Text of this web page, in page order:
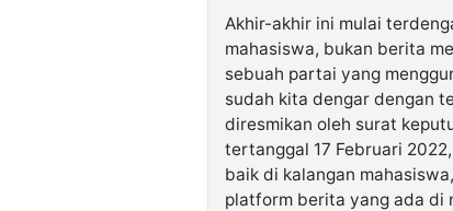
Akhir-akhir ini mulai
mahasiswa, bukan berita
sebuah partai yang
sudah kita dengar dengan
diresmikan oleh surat
tertanggal 17 Februari
baik di kalangan
platform berita yang ada di